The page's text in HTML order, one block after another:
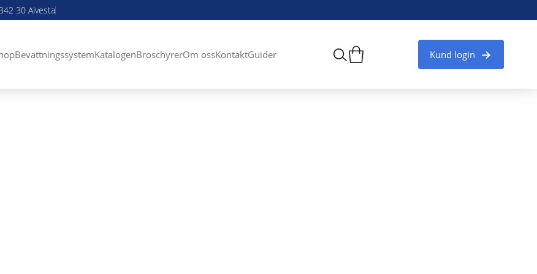
30 Alvesta
BevattningssystemKatalogenBroschyrerOm ossKontaktGuider Kund login